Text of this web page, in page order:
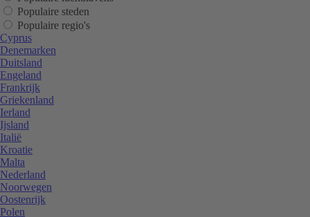
Populaire steden
Populaire regio's
Cyprus
Denemarken
Duitsland
Engeland
Frankrijk
Griekenland
Ierland
Ijsland
Italië
Kroatie
Malta
Nederland
Noorwegen
Oostenrijk
Polen